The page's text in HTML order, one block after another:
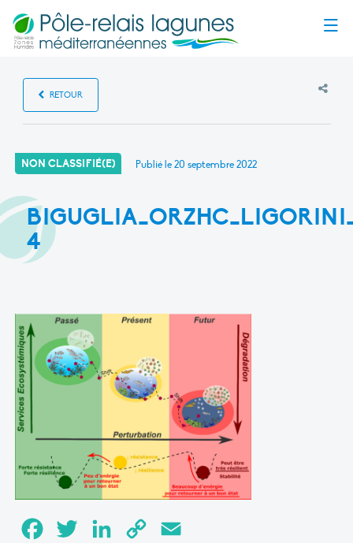
RETOUR
NON CLASSIFIÉ(E) Publié le20 septembre 2022
4
FacebookTwitter LinkedInCopy